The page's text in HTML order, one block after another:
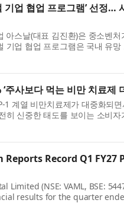
기업 협업 프로그램’ 선정…
아스날(대표 김진환)은 중소벤
기업 협업 프로그램은 국내 유
주사보다 먹는 비만 치료제
1 계열 비만치료제가 대중화되
히 신중한 태도를 보이는 소비
Record Q1 FY27
Limited (NSE: VAML, BSE:
results for the quarter